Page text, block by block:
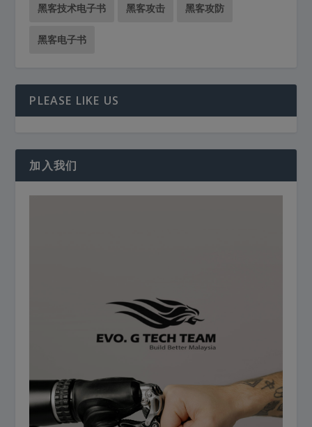
黑客技术电子书 黑客攻击 黑客攻防
黑客电子书
PLEASE LIKE US
加入我们